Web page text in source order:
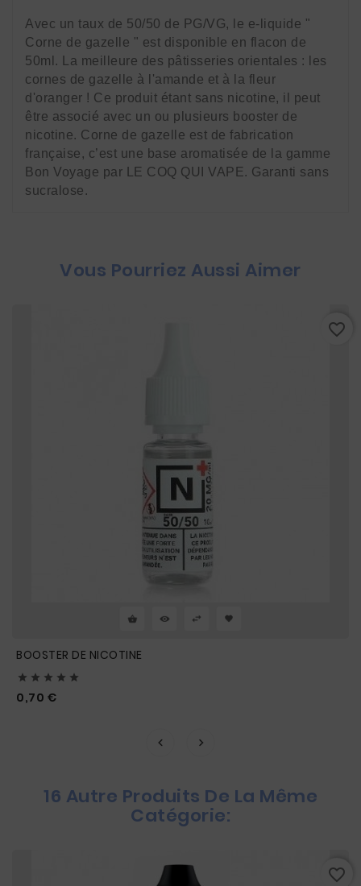
Avec un taux de 50/50 de PG/VG, le e-liquide "
Corne de gazelle " est disponible en flacon de
50ml. La meilleure des pâtisseries orientales : les
cornes de gazelle à l'amande et à la fleur
d'oranger ! Ce produit étant sans nicotine, il peut
être associé avec un ou plusieurs booster de
nicotine. Corne de gazelle est de fabrication
française, c’est une base aromatisée de la gamme
Bon Voyage par LE COQ QUI VAPE. Garanti sans
sucralose.
Vous Pourriez Aussi Aimer
BOOSTER DE NICOTINE
    
0,70 €
favorite_border
16 Autre Produits De La Même
Catégorie:
favorite_border